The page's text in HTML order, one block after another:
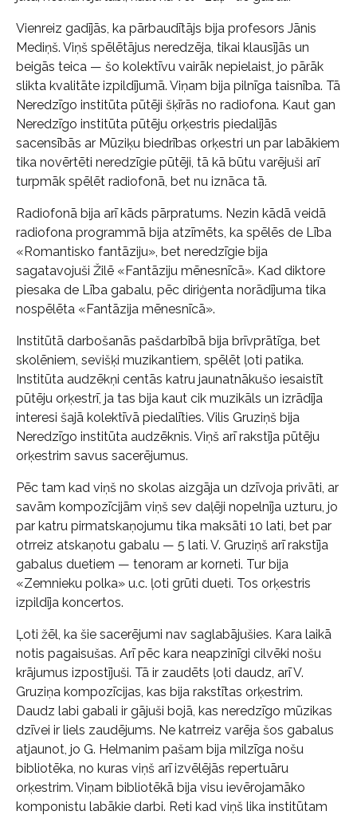
Vienreiz gadījās, ka pārbaudītājs bija profesors Jānis
Mediņš. Viņš spēlētājus neredzēja, tikai klausījās un
beigās teica — šo kolektīvu vairāk nepielaist, jo pārāk
slikta kvalitāte izpildījumā. Viņam bija pilnīga taisnība. Tā
Neredzīgo institūta pūtēji šķīrās no radiofona. Kaut gan
Neredzīgo institūta pūtēju orķestris piedalījās
sacensībās ar Mūziķu biedrības orķestri un par labākiem
tika novērtēti neredzīgie pūtēji, tā kā būtu varējuši arī
turpmāk spēlēt radiofonā, bet nu iznāca tā.
Radiofonā bija arī kāds pārpratums. Nezin kādā veidā
radiofona programmā bija atzīmēts, ka spēlēs de Lība
«Romantisko fantāziju», bet neredzīgie bija
sagatavojuši Žilē «Fantāziju mēnesnīcā». Kad diktore
piesaka de Lība gabalu, pēc diriģenta norādījuma tika
nospēlēta «Fantāzija mēnesnīcā».
Institūtā darbošanās pašdarbībā bija brīvprātīga, bet
skolēniem, sevišķi muzikantiem, spēlēt ļoti patika.
Institūta audzēkņi centās katru jaunatnākušo iesaistīt
pūtēju orķestrī, ja tas bija kaut cik muzikāls un izrādīja
interesi šajā kolektīvā piedalīties. Vilis Gruziņš bija
Neredzīgo institūta audzēknis. Viņš arī rakstīja pūtēju
orķestrim savus sacerējumus.
Pēc tam kad viņš no skolas aizgāja un dzīvoja privāti, ar
savām kompozīcijām viņš sev daļēji nopelnīja uzturu, jo
par katru pirmatskaņojumu tika maksāti 10 lati, bet par
otrreiz atskaņotu gabalu — 5 lati. V. Gruziņš arī rakstīja
gabalus duetiem — tenoram ar korneti. Tur bija
«Zemnieku polka» u.c. ļoti grūti dueti. Tos orķestris
izpildīja koncertos.
Ļoti žēl, ka šie sacerējumi nav saglabājušies. Kara laikā
notis pagaisušas. Arī pēc kara neapzinīgi cilvēki nošu
krājumus izpostījuši. Tā ir zaudēts ļoti daudz, arī V.
Gruziņa kompozīcijas, kas bija rakstītas orķestrim.
Daudz labi gabali ir gājuši bojā, kas neredzīgo mūzikas
dzīvei ir liels zaudējums. Ne katrreiz varēja šos gabalus
atjaunot, jo G. Helmanim pašam bija milzīga nošu
bibliotēka, no kuras viņš arī izvēlējās repertuāru
orķestrim. Viņam bibliotēkā bija visu ievērojamāko
komponistu labākie darbi. Reti kad viņš lika institūtam